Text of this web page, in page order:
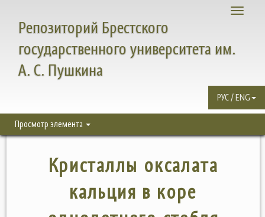
Toggle
Репозиторий Брестского
государственного университета им.
А. С. Пушкина
РУС / ENG
Просмотр элемента
Кристаллы оксалата
кальция в коре